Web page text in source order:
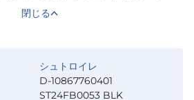
閉じる
シュトロイレ
D-10867760401
ST24FB0053 BLK